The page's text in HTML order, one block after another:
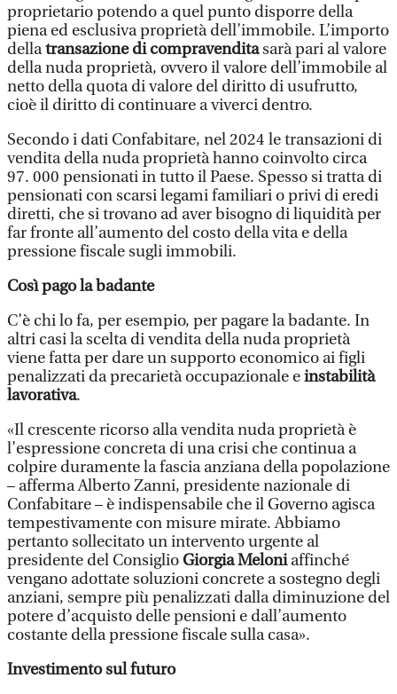
proprietario potendo a quel punto disporre della
piena ed esclusiva proprietà dell’immobile. L’importo
dellatransazione di compravenditasarà pari al valore
della nuda proprietà, ovvero il valore dell’immobile al
netto della quota di valore del diritto di usufrutto,
cioè il diritto di continuare a viverci dentro.
Secondo i dati Confabitare, nel 2024 le transazioni di
vendita della nuda proprietà hanno coinvolto circa
97. 000 pensionati in tutto il Paese. Spesso si tratta di
pensionati con scarsi legami familiari o privi di eredi
diretti, che si trovano ad aver bisogno di liquidità per
far fronte all’aumento del costo della vita e della
pressione fiscale sugli immobili.
Così pago la badante
C’è chi lo fa, per esempio, per pagare la badante. In
altri casi la scelta di vendita della nuda proprietà
viene fatta per dare un supporto economico ai figli
penalizzati da precarietà occupazionale einstabilità
lavorativa.
«Il crescente ricorso alla vendita nuda proprietà è
l’espressione concreta di una crisi che continua a
colpire duramente la fascia anziana della popolazione
– afferma Alberto Zanni, presidente nazionale di
Confabitare – è indispensabile che il Governo agisca
tempestivamente con misure mirate. Abbiamo
pertanto sollecitato un intervento urgente al
presidente del ConsiglioGiorgia Meloniaffinché
vengano adottate soluzioni concrete a sostegno degli
anziani, sempre più penalizzati dalla diminuzione del
potere d’acquisto delle pensioni e dall’aumento
costante della pressione fiscale sulla casa».
Investimento sul futuro